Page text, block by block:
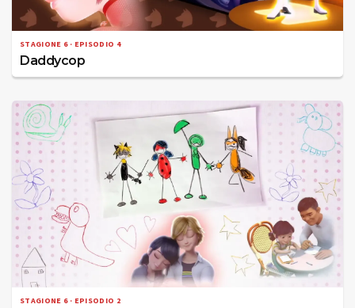
STAGIONE 6 · EPISODIO 4
Daddycop
STAGIONE 6 · EPISODIO 2